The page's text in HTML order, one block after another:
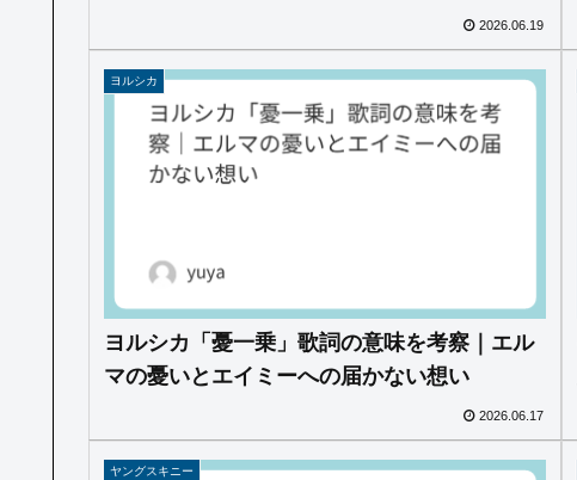
2026.06.19
ヨルシカ
ヨルシカ「憂一乗」歌詞の意味を考察｜エル
マの憂いとエイミーへの届かない想い
2026.06.17
ヤングスキニー